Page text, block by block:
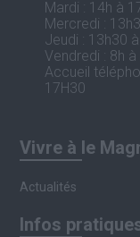
Mardi : 14h à
Mercredi :
Jeudi : 13h30
Vendredi : 8h à
Accueil
17H30
Vivre à le
Actualités
Infos